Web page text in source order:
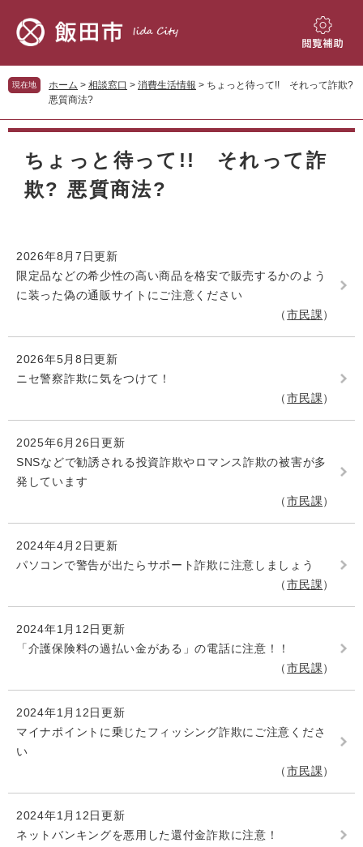
先
頭
す。
を
飛
し
閲
補
現在地 ホーム > 相談窓口 > 消費生活情報 > ちょっと待って!! それって詐欺?
悪質商法?
本
ちょっと待って!! それって詐
欺? 悪質商法?
2026年8月7日更新
限定品などの希少性の高い商品を格安で販売するかのよう
に装った偽の通販サイトにご注意ください
市民課
2026年5月8日更新
ニセ警察詐欺に気をつけて！
市民課
2025年6月26日更新
SNSなどで勧誘される投資詐欺やロマンス詐欺の被害が多
発しています
市民課
2024年4月2日更新
パソコンで警告が出たらサポート詐欺に注意しましょう
市民課
2024年1月12日更新
「介護保険料の過払い金がある」の電話に注意！！
市民課
2024年1月12日更新
マイナポイントに乗じたフィッシング詐欺にご注意くださ
い
市民課
2024年1月12日更新
ネットバンキングを悪用した還付金詐欺に注意！